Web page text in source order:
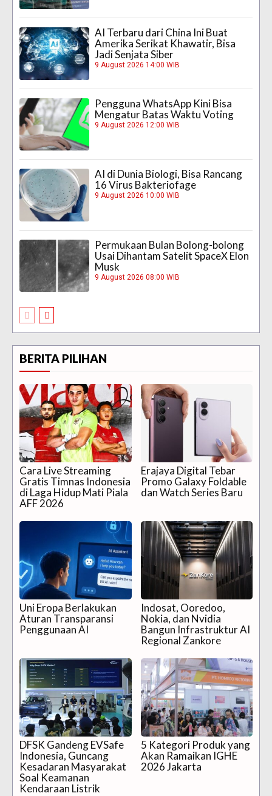
AI Terbaru dari China Ini Buat
Amerika Serikat Khawatir, Bisa
Jadi Senjata Siber
9 August 2026 14:00 WIB
Pengguna WhatsApp Kini Bisa
Mengatur Batas Waktu Voting
9 August 2026 12:00 WIB
AI di Dunia Biologi, Bisa Rancang
16 Virus Bakteriofage
9 August 2026 10:00 WIB
Permukaan Bulan Bolong-bolong
Usai Dihantam Satelit SpaceX Elon
Musk
9 August 2026 08:00 WIB
BERITA PILIHAN
Cara Live Streaming
Gratis Timnas Indonesia
di Laga Hidup Mati Piala
AFF 2026
Erajaya Digital Tebar
Promo Galaxy Foldable
dan Watch Series Baru
Uni Eropa Berlakukan
Aturan Transparansi
Penggunaan AI
Indosat, Ooredoo,
Nokia, dan Nvidia
Bangun Infrastruktur AI
Regional Zankore
DFSK Gandeng EVSafe
Indonesia, Guncang
Kesadaran Masyarakat
Soal Keamanan
Kendaraan Listrik
5 Kategori Produk yang
Akan Ramaikan IGHE
2026 Jakarta